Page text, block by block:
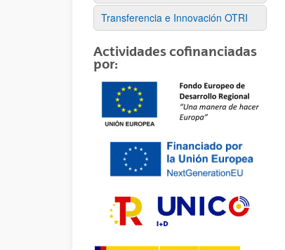
Transferencia e Innovación OTRI
Actividades cofinanciadas
por: